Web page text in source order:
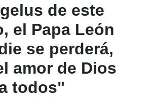
de este
el Papa León
se perderá,
amor de Dios
todos"